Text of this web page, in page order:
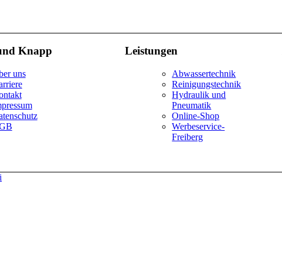
Knapp
uns
Leistungen
Abwassertechnik
Reinigungstechnik
Hydraulik und
Pneumatik
Online-Shop
Werbeservice-
Freiberg